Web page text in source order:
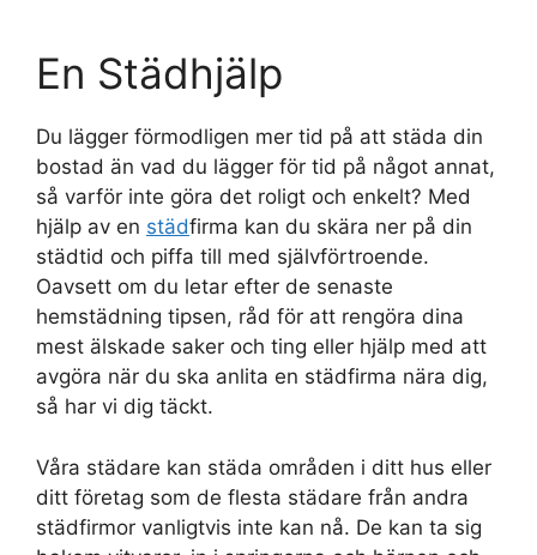
En Städhjälp
Du lägger förmodligen mer tid på att städa din
bostad än vad du lägger för tid på något annat,
så varför inte göra det roligt och enkelt? Med
hjälp av en städfirma kan du skära ner på din
städtid och piffa till med självförtroende.
Oavsett om du letar efter de senaste
hemstädning tipsen, råd för att rengöra dina
mest älskade saker och ting eller hjälp med att
avgöra när du ska anlita en städfirma nära dig,
så har vi dig täckt.
Våra städare kan städa områden i ditt hus eller
ditt företag som de flesta städare från andra
städfirmor vanligtvis inte kan nå. De kan ta sig